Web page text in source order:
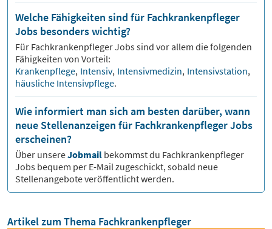
Welche Fähigkeiten sind für Fachkrankenpfleger
Jobs besonders wichtig?
Für FachkrankenpflegerJobs sind vor allem die folgenden
Fähigkeiten von Vorteil:
Krankenpflege, Intensiv, Intensivmedizin, Intensivstation,
häusliche Intensivpflege.
Wie informiert man sich am besten darüber, wann
neue Stellenanzeigen für Fachkrankenpfleger Jobs
erscheinen?
Über unsereJobmail bekommst du Fachkrankenpfleger
Jobs bequem per E-Mail zugeschickt, sobald neue
Stellenangebote veröffentlicht werden.
Artikel zum Thema Fachkrankenpfleger